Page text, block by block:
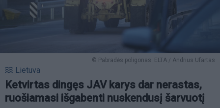
© Pabradės poligonas. ELTA / Andrius Ufartas
Lietuva
Ketvirtas dingęs JAV karys dar nerastas,
ruošiamasi išgabenti nuskendusį šarvuotį